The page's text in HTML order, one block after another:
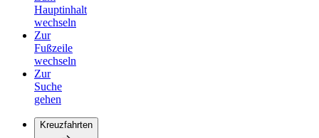
Hauptinhalt
wechseln
Zur
Fußzeile
wechseln
Zur
Suche
gehen
Kreuzfahrten